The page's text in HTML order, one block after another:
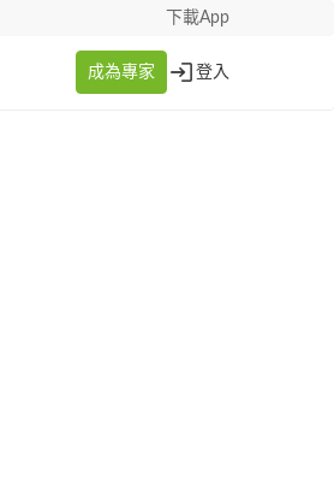
下載App
成為專家 登入